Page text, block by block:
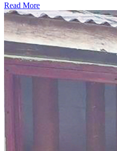
Read More